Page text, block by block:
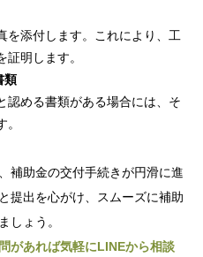
を添付します。これにより、工
明します。
類
認める書類がある場合には、そ
補助金の交付手続きが円滑に進
提出を心がけ、スムーズに補助
しょう。
があれば気軽にLINEから相談